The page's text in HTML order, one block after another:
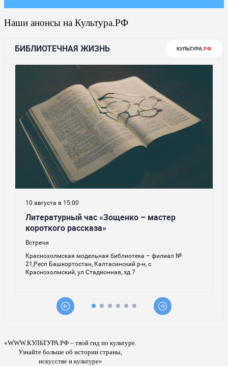
Наши анонсы на Культура.РФ
«WWW.КУЛЬТУРА.РФ – твой гид по культуре.
Узнайте больше об истории страны,
искусстве и культуре»